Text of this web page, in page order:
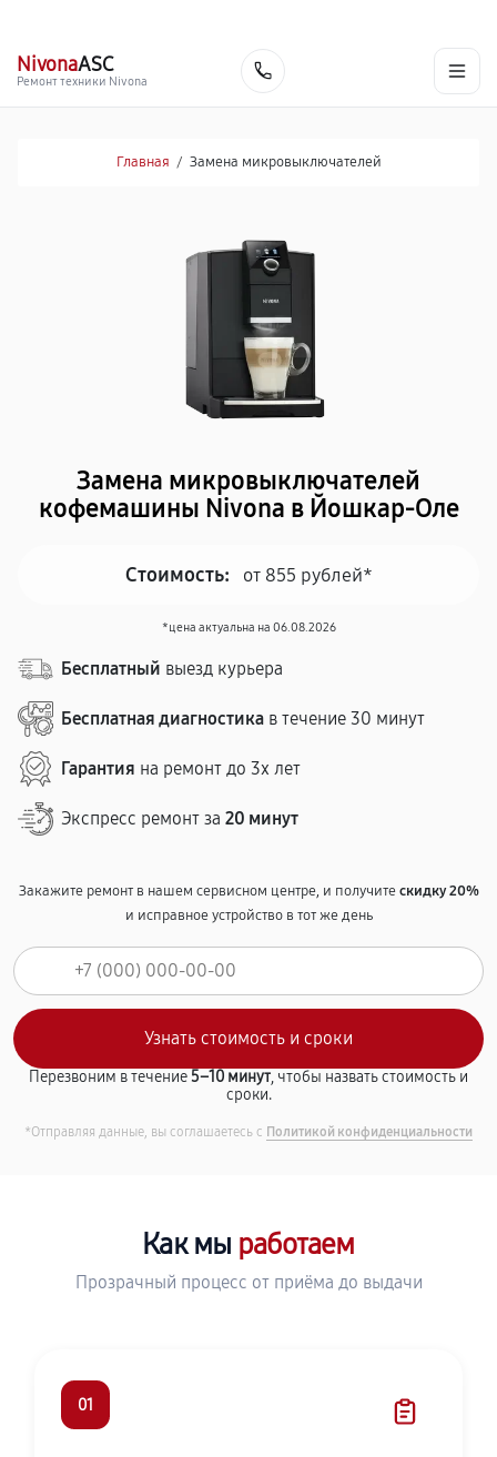
NivonaASC
Ремонт техники Nivona
Главная / Замена микровыключателей
Замена микровыключателей
кофемашины Nivona в Йошкар-Оле
Стоимость: от 855 рублей*
*цена актуальна на 06.08.2026
Бесплатный выезд курьера
Бесплатная диагностика в течение 30 минут
Гарантия на ремонт до 3х лет
Экспресс ремонт за 20 минут
Закажите ремонт в нашем сервисном центре, и получитескидку 20%
и исправное устройство в тот же день
Перезвоним в течение5–10 минут, чтобы назвать стоимость и
сроки.
*Отправляя данные, вы соглашаетесь с Политикой конфиденциальности
Как мы работаем
Прозрачный процесс от приёма до выдачи
01